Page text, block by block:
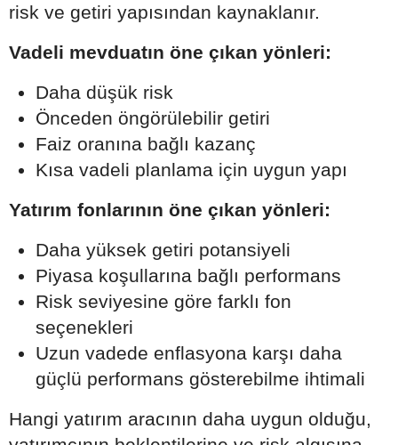
risk ve getiri yapısından kaynaklanır.
Vadeli mevduatın öne çıkan yönleri:
Daha düşük risk
Önceden öngörülebilir getiri
Faiz oranına bağlı kazanç
Kısa vadeli planlama için uygun yapı
Yatırım fonlarının öne çıkan yönleri:
Daha yüksek getiri potansiyeli
Piyasa koşullarına bağlı performans
Risk seviyesine göre farklı fon
seçenekleri
Uzun vadede enflasyona karşı daha
güçlü performans gösterebilme ihtimali
Hangi yatırım aracının daha uygun olduğu,